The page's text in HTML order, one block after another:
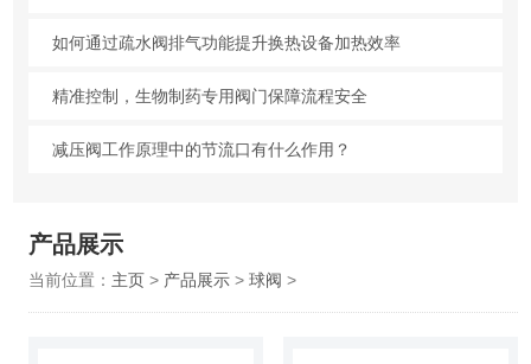
如何通过疏水阀排气功能提升换热设备加热效率
精准控制，生物制药专用阀门保障流程安全
减压阀工作原理中的节流口有什么作用？
产品展示
当前位置： 主页> 产品展示> 球阀 >